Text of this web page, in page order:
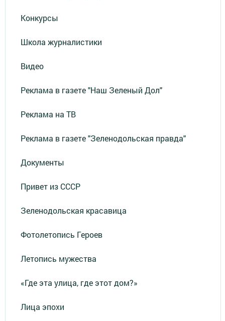
Конкурсы
Школа журналистики
Видео
Реклама в газете "Наш Зеленый Дол"
Реклама на ТВ
Реклама в газете "Зеленодольская правда"
Документы
Привет из СССР
Зеленодольская красавица
Фотолетопись Героев
Летопись мужества
«Где эта улица, где этот дом?»
Лица эпохи